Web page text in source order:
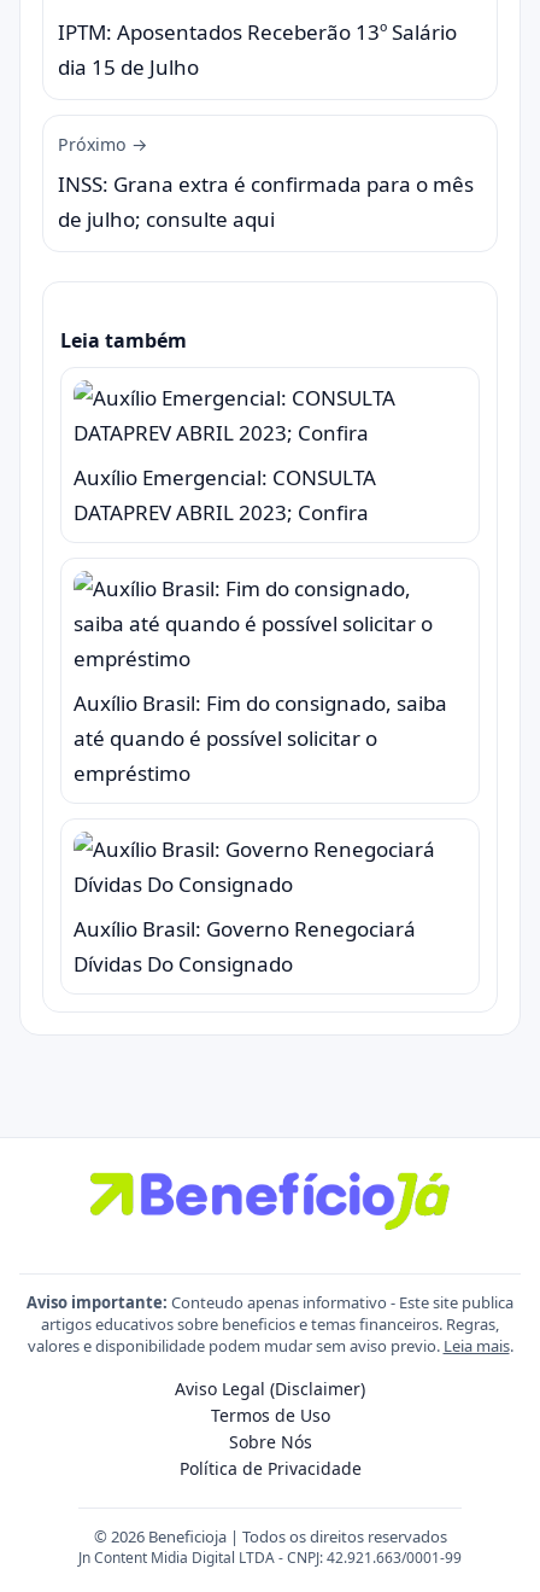
IPTM: Aposentados Receberão 13º Salário
dia 15 de Julho
Próximo →
INSS: Grana extra é confirmada para o mês
de julho; consulte aqui
Leia também
Auxílio Emergencial: CONSULTA
DATAPREV ABRIL 2023; Confira
Auxílio Brasil: Fim do consignado, saiba
até quando é possível solicitar o
empréstimo
Auxílio Brasil: Governo Renegociará
Dívidas Do Consignado
Aviso importante: Conteudo apenas informativo - Este site publica
artigos educativos sobre beneficios e temas financeiros. Regras,
valores e disponibilidade podem mudar sem aviso previo. Leia mais.
Aviso Legal (Disclaimer)
Termos de Uso
Sobre Nós
Política de Privacidade
© 2026 Beneficioja | Todos os direitos reservados
Jn Content Midia Digital LTDA - CNPJ: 42.921.663/0001-99